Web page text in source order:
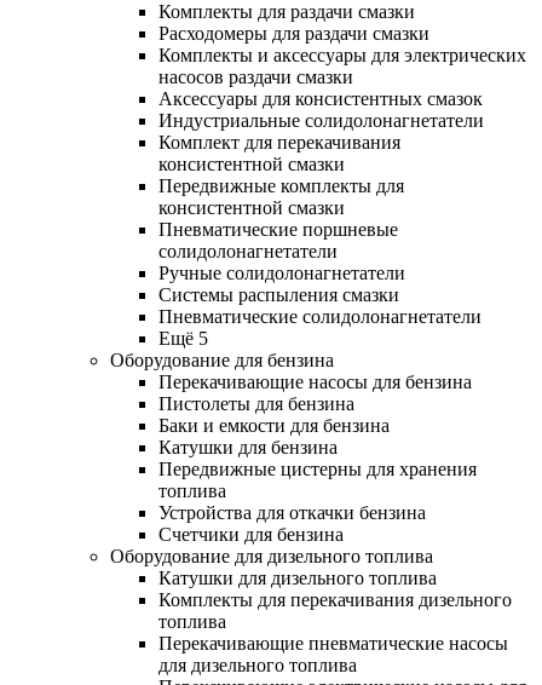
Комплекты для раздачи смазки
Расходомеры для раздачи смазки
Комплекты и аксессуары для электрических
насосов раздачи смазки
Аксессуары для консистентных смазок
Индустриальные солидолонагнетатели
Комплект для перекачивания
консистентной смазки
Передвижные комплекты для
консистентной смазки
Пневматические поршневые
солидолонагнетатели
Ручные солидолонагнетатели
Системы распыления смазки
Пневматические солидолонагнетатели
Ещё 5
Оборудование для бензина
Перекачивающие насосы для бензина
Пистолеты для бензина
Баки и емкости для бензина
Катушки для бензина
Передвижные цистерны для хранения
топлива
Устройства для откачки бензина
Счетчики для бензина
Оборудование для дизельного топлива
Катушки для дизельного топлива
Комплекты для перекачивания дизельного
топлива
Перекачивающие пневматические насосы
для дизельного топлива